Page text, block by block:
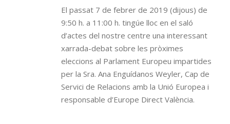
El passat 7 de febrer de 2019 (dijous) de
9:50 h. a 11:00 h. tingúe lloc en el saló
d’actes del nostre centre una interessant
xarrada-debat sobre les pròximes
eleccions al Parlament Europeu impartides
per la Sra. Ana Enguídanos Weyler, Cap de
Servici de Relacions amb la Unió Europea i
responsable d’Europe Direct València.